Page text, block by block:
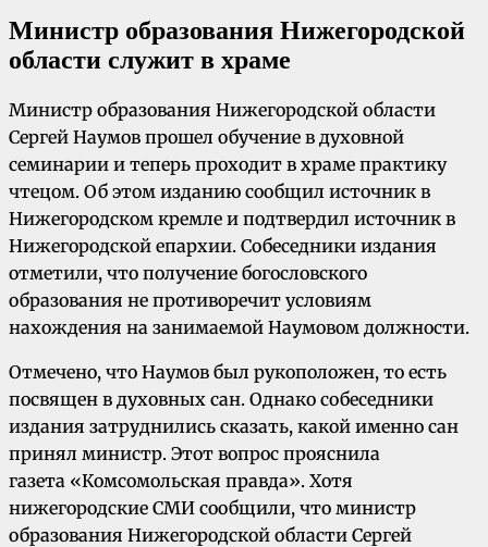
Министр образования Нижегородской
области служит в храме
Министр образования Нижегородской области
Сергей Наумов прошел обучение в духовной
семинарии и теперь проходит в храме практику
чтецом. Об этом изданию сообщил источник в
Нижегородском кремле и подтвердил источник в
Нижегородской епархии. Собеседники издания
отметили, что получение богословского
образования не противоречит условиям
нахождения на занимаемой Наумовом должности.
Отмечено, что Наумов был рукоположен, то есть
посвящен в духовных сан. Однако собеседники
издания затруднились сказать, какой именно сан
принял министр. Этот вопрос прояснила
газета «Комсомольская правда». Хотя
нижегородские СМИ сообщили, что министр
образования Нижегородской области Сергей